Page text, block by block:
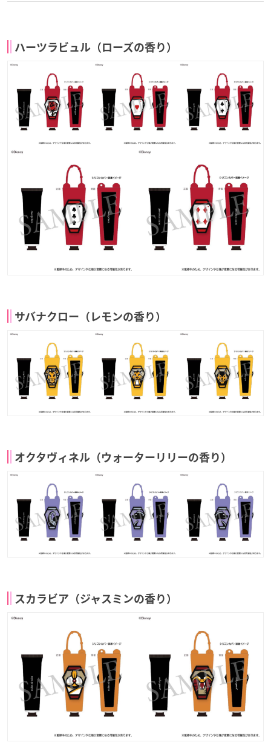
ハーツラビュル（ローズの香り）
サバナクロー（レモンの香り）
オクタヴィネル（ウォーターリリーの香り）
スカラビア（ジャスミンの香り）